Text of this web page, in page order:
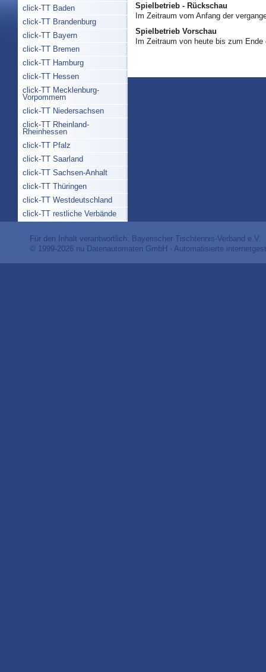
click-TT Baden
click-TT Brandenburg
click-TT Bayern
click-TT Bremen
click-TT Hamburg
click-TT Hessen
click-TT Mecklenburg-
Vorpommern
click-TT Niedersachsen
click-TT Rheinland-
Rheinhessen
click-TT Pfalz
click-TT Saarland
click-TT Sachsen-Anhalt
click-TT Thüringen
click-TT Westdeutschland
click-TT restliche Verbände
Spielbetrieb - Rückschau
Im Zeitraum vom Anfang der
Spielbetrieb Vorschau
Im Zeitraum von heute bis zum
Für den Inhalt verantwortlich: Bayerischer Tischtennis-Verband e.V.
© 1999-2026 nu Datenautomaten GmbH - Automatisierte